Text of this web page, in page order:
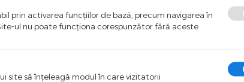
prin activarea funcţiilor de bază, precum navigarea în
ul nu poate funcţiona corespunzător fără aceste
site să înţeleagă modul în care vizitatorii